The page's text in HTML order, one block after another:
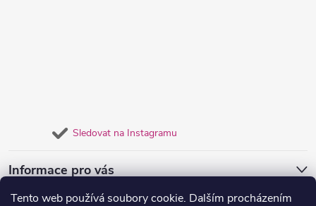
Tento web používá soubory cookie. Dalším procházením
Sledovat na Instagramu
Informace pro vás